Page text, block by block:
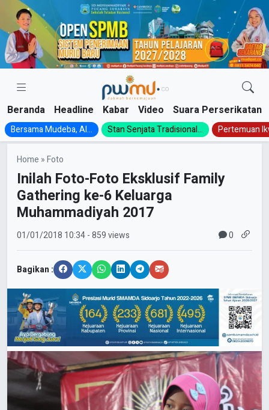
Skip
content
Beranda Headline Kabar Video Suara Perserikatan
Bersama Mudeba, Al... Stan Senjata Tradisional... Pertemuan
Home »Foto
Inilah Foto-Foto Eksklusif Family
Gathering ke-6 Keluarga
Muhammadiyah 2017
01/01/2018 10:34- 859 views 0
Bagikan :